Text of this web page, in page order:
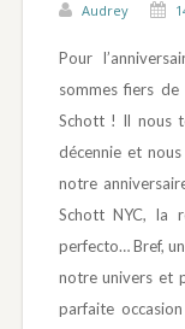
Audrey
Pour
sommes fiers
Schott ! Il nous
décennie et
notre
Schott NYC, la
perfecto… Bref,
notre univers et
parfaite